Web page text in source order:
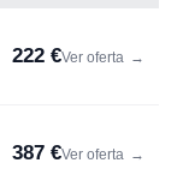
222 €Ver oferta →
387 €Ver oferta →